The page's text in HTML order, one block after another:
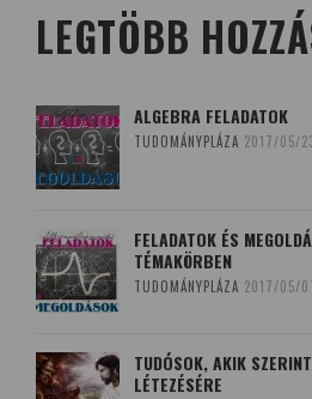
LEGTÖBB
ALGEBRA FELADATOK
TUDOMÁNYPLÁZA 2017/05/
FELADATOK ÉS
TÉMAKÖRBEN
TUDOMÁNYPLÁZA 2017/05/
TUDÓSOK, AKIK
LÉTEZÉSÉRE